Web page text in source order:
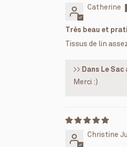
Catherine
Très beau et
Tissus de lin
>> Dans Le Sac
Merci :)
Christine